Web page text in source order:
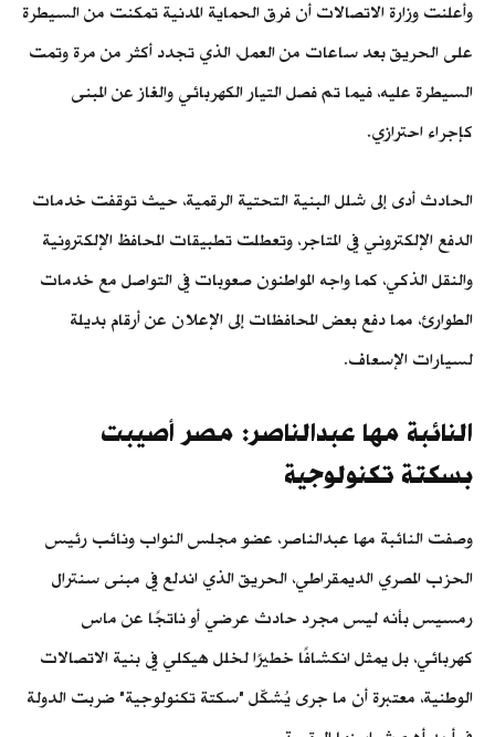
وأعلنت وزارة الاتصالات أن فرق الحماية المدنية تمكنت من السيطرة
على الحريق بعد ساعات من العمل، الذي تجدد أكثر من مرة وتمت
السيطرة عليه، فيما تم فصل التيار الكهربائي والغاز عن المبنى
كإجراء احترازي.
الحادث أدى إلى شلل البنية التحتية الرقمية، حيث توقفت خدمات
الدفع الإلكتروني في المتاجر، وتعطلت تطبيقات المحافظ الإلكترونية
والنقل الذكي، كما واجه المواطنون صعوبات في التواصل مع خدمات
الطوارئ، مما دفع بعض المحافظات إلى الإعلان عن أرقام بديلة
لسيارات الإسعاف.
النائبة مها عبدالناصر: مصر أصيبت
بسكتة تكنولوجية
وصفت النائبة مها عبدالناصر، عضو مجلس النواب ونائب رئيس
الحزب المصري الديمقراطي، الحريق الذي اندلع في مبنى سنترال
رمسيس بأنه ليس مجرد حادث عرضي أو ناتجًا عن ماس
كهربائي، بل يمثل انكشافًا خطيرًا لخلل هيكلي في بنية الاتصالات
الوطنية، معتبرة أن ما جرى يُشكّل "سكتة تكنولوجية" ضربت الدولة